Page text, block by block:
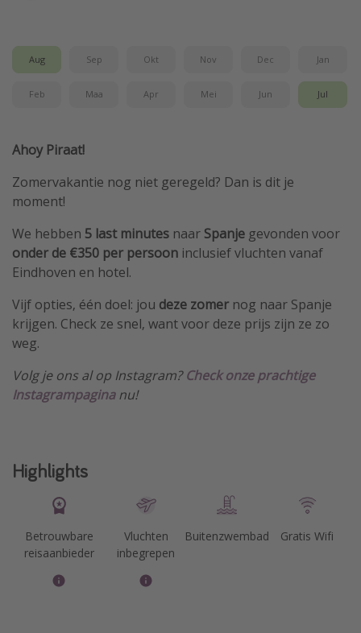
Vakantieparken
Zonvakanties
Reisblog
Reiskalender
25 beste pretparken
Beste keukens ter wereld
Center Parcs
Strandvakantie in Italië
Strandvakantie in Nederland
All inclusive vakantie in Griekenland
Aug Sep Okt Nov Dec Jan
Feb Maa Apr Mei Jun Jul
Ahoy Piraat!
Zomervakantie nog niet geregeld? Dan is dit je
moment!
We hebben 5 last minutes naar Spanje gevonden voor
onder de €350 per persoon inclusief vluchten vanaf
Eindhoven en hotel.
Vijf opties, één doel: jou deze zomer nog naar Spanje
krijgen. Check ze snel, want voor deze prijs zijn ze zo
weg.
Volg je ons al op Instagram?Check onze prachtige
Instagrampaginanu!
Highlights
Betrouwbare
reisaanbieder
Vluchten
inbegrepen
Buitenzwembad Gratis Wifi